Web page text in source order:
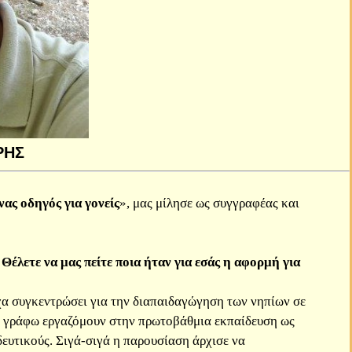
οδηγός για γονείς», μας μίλησε ως συγγραφέας και
να μας πείτε ποια ήταν για εσάς η αφορμή για
για την διαπαιδαγώγηση των νηπίων σε
εργαζόμουν στην πρωτοβάθμια εκπαίδευση ως
Σιγά-σιγά η παρουσίαση άρχισε να